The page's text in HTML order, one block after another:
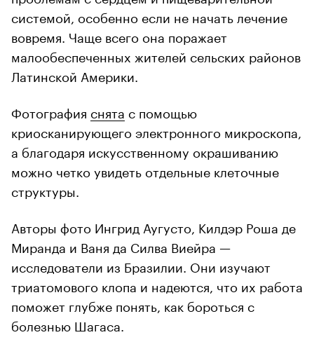
системой, особенно если не начать лечение
вовремя. Чаще всего она поражает
малообеспеченных жителей сельских районов
Латинской Америки.
Фотография снята с помощью
криосканирующего электронного микроскопа,
а благодаря искусственному окрашиванию
можно четко увидеть отдельные клеточные
структуры.
Авторы фото Ингрид Аугусто, Килдэр Роша де
Миранда и Ваня да Силва Виейра —
исследователи из Бразилии. Они изучают
триатомового клопа и надеются, что их работа
поможет глубже понять, как бороться с
болезнью Шагаса.